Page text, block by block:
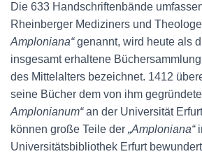
Die 633 Handschriftenbände
Rheinberger Mediziners und
Amploniana“genannt, wird heute als
insgesamt erhaltene
des Mittelalters bezeichnet. 1412
seine Bücher dem von ihm
Amplonianum“an der Universität
können große Teile der „Amploniana“
Universitätsbibliothek Erfurt